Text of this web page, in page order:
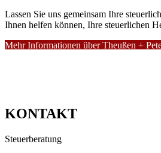
Lassen Sie uns gemeinsam Ihre
Ihnen helfen können, Ihre steuerlichen
Mehr Informationen über Theußen +
KONTAKT
Steuerberatung